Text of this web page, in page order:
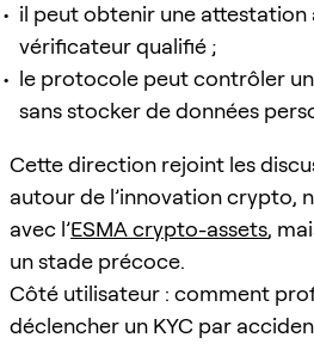
il peut obtenir une attestation
vérificateur qualifié ;
le protocole peut contrôler
sans stocker de données
Cette direction rejoint les
autour de l’innovation crypto,
avec l’ESMA crypto-assets,
un stade précoce.
Côté utilisateur : comment
déclencher un KYC par